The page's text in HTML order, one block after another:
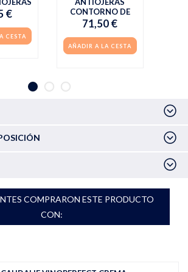
€
CESTA
CONTORNO DE
71,50 €
AÑADIR A LA CESTA
COMPRARON ESTE PRODUCTO
CON: